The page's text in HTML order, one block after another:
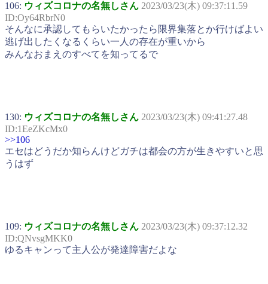
106: ウィズコロナの名無しさん 2023/03/23(木) 09:37:11.59
ID:Oy64RbrN0
そんなに承認してもらいたかったら限界集落とか行けばよい
逃げ出したくなるくらい一人の存在が重いから
みんなおまえのすべてを知ってるで
130: ウィズコロナの名無しさん 2023/03/23(木) 09:41:27.48
ID:1EeZKcMx0
>>106
エセはどうだか知らんけどガチは都会の方が生きやすいと思
うはず
109: ウィズコロナの名無しさん 2023/03/23(木) 09:37:12.32
ID:QNvsgMKK0
ゆるキャンって主人公が発達障害だよな